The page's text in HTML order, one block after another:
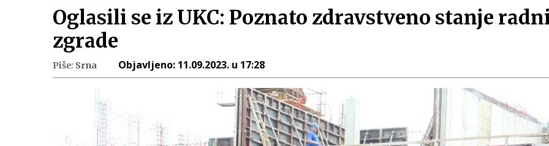
Oglasili se iz UKC: Poznato zdravstveno stanje
zgrade
Piše: Srna Objavljeno: 11.09.2023. u 17:28